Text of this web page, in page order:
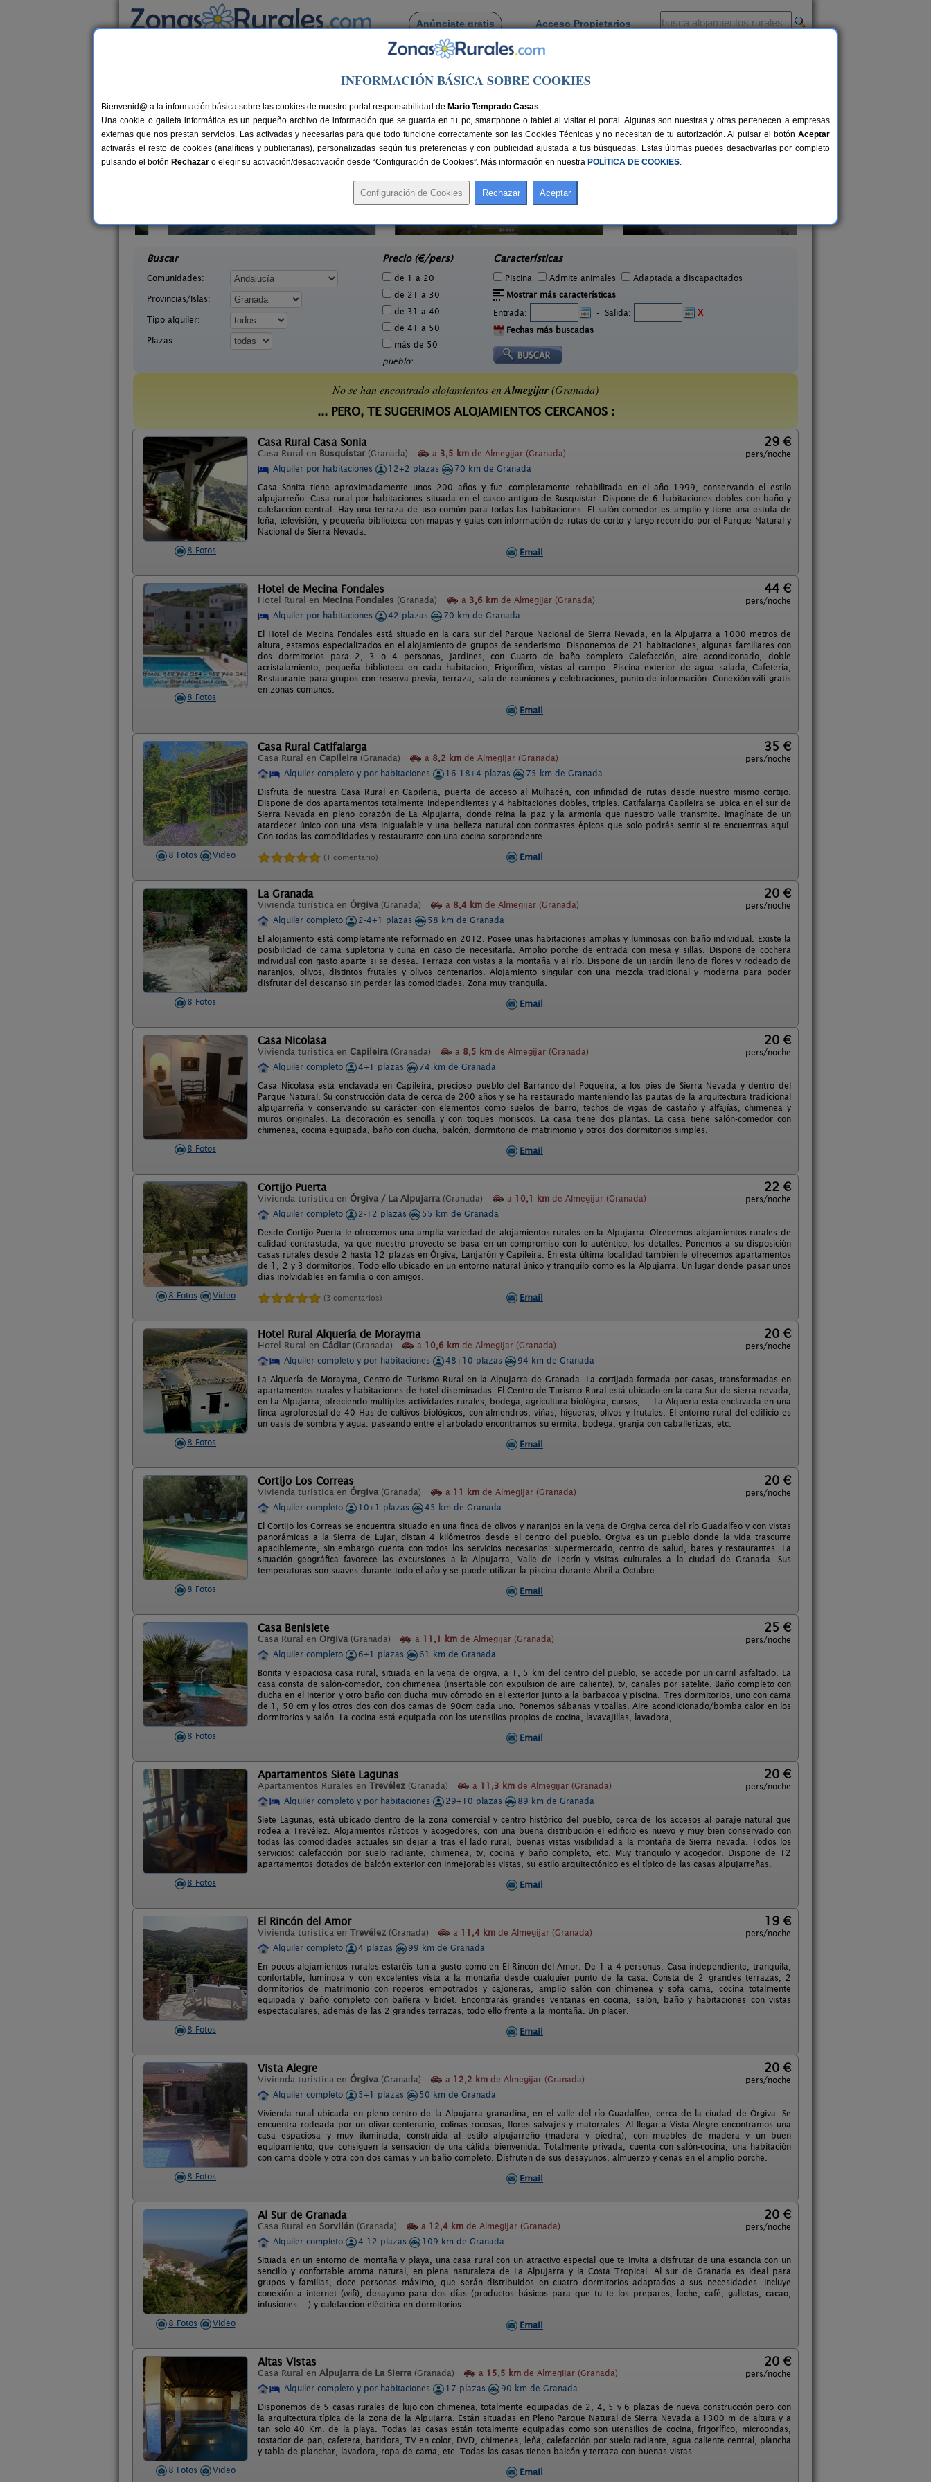
Anúnciate gratis Acceso Propietarios
Busca por pueblo
Casas Rurales cerca de Almegijar
30 €
Complejo Rural Balcón de Valor
Buscar
Comunidades:
Provincias/Islas:
Tipo alquiler:
Plazas:
Precio (€/pers)
de 1 a 20
de 21 a 30
de 31 a 40
de 41 a 50
más de 50
pueblo:
Características
Piscina Admite animales
Adaptada a discapacitados
Mostrar más características
Entrada:
- Salida:
X
Fechas más buscadas
No se han encontrado alojamientos enAlmegijar(Granada)
... PERO, TE SUGERIMOS ALOJAMIENTOS CERCANOS :
8 Fotos
Casa Rural Casa Sonia
Casa Rural en Busquístar (Granada) a 3,5 km de Almegijar (Granada)
29 €
pers/noche
Alquiler por habitaciones
12+2 plazas
70 km de Granada
Casa Sonita tiene aproximadamente unos 200 años y fue completamente rehabilitada en el año 1999, conservando el estilo
alpujarreño. Casa rural por habitaciones situada en el casco antiguo de Busquistar. Dispone de 6 habitaciones dobles con baño y
calefacción central. Hay una terraza de uso común para todas las habitaciones. El salón comedor es amplio y tiene una estufa de
leña, televisión, y pequeña biblioteca con mapas y guias con información de rutas de corto y largo recorrido por el Parque Natural y
Nacional de Sierra Nevada.
Email
8 Fotos
Hotel de Mecina Fondales
Hotel Rural en Mecina Fondales (Granada) a 3,6 km de Almegijar (Granada)
44 €
pers/noche
Alquiler por habitaciones
42 plazas
70 km de Granada
El Hotel de Mecina Fondales está situado en la cara sur del Parque Nacional de Sierra Nevada, en la Alpujarra a 1000 metros de
altura, estamos especializados en el alojamiento de grupos de senderismo. Disponemos de 21 habitaciones, algunas familiares con
dos dormitorios para 2, 3 o 4 personas, jardines, con Cuarto de baño completo Calefacción, aire acondiconado, doble
acristalamiento, pequeña biblioteca en cada habitacion, Frigorífico, vistas al campo. Piscina exterior de agua salada, Cafetería,
Restaurante para grupos con reserva previa, terraza, sala de reuniones y celebraciones, punto de información. Conexión wifi gratis
en zonas comunes.
Email
8 Fotos Video
Casa Rural Catifalarga
Casa Rural en Capileira (Granada) a 8,2 km de Almegijar (Granada)
35 €
pers/noche
Alquiler completo y por habitaciones
16-18+4 plazas
75 km de Granada
Disfruta de nuestra Casa Rural en Capileria, puerta de acceso al Mulhacén, con infinidad de rutas desde nuestro mismo cortijo.
Dispone de dos apartamentos totalmente independientes y 4 habitaciones dobles, triples. Catifalarga Capileira se ubica en el sur de
Sierra Nevada en pleno corazón de La Alpujarra, donde reina la paz y la armonía que nuestro valle transmite. Imagínate de un
atardecer único con una vista inigualable y una belleza natural con contrastes épicos que solo podrás sentir si te encuentras aquí.
Con todas las comodidades y restaurante con una cocina sorprendente.
(1 comentario) Email
8 Fotos
La Granada
Vivienda turística en Órgiva (Granada) a 8,4 km de Almegijar (Granada)
20 €
pers/noche
Alquiler completo
2-4+1 plazas
58 km de Granada
El alojamiento está completamente reformado en 2012. Posee unas habitaciones amplias y luminosas con baño individual. Existe la
posibilidad de cama supletoria y cuna en caso de necesitarla. Amplio porche de entrada con mesa y sillas. Dispone de cochera
individual con gasto aparte si se desea. Terraza con vistas a la montaña y al río. Dispone de un jardín lleno de flores y rodeado de
naranjos, olivos, distintos frutales y olivos centenarios. Alojamiento singular con una mezcla tradicional y moderna para poder
disfrutar del descanso sin perder las comodidades. Zona muy tranquila.
Email
8 Fotos
Casa Nicolasa
Vivienda turística en Capileira (Granada) a 8,5 km de Almegijar (Granada)
20 €
pers/noche
Alquiler completo
4+1 plazas
74 km de Granada
Casa Nicolasa está enclavada en Capileira, precioso pueblo del Barranco del Poqueira, a los pies de Sierra Nevada y dentro del
Parque Natural. Su construcción data de cerca de 200 años y se ha restaurado manteniendo las pautas de la arquitectura tradicional
alpujarreña y conservando su carácter con elementos como suelos de barro, techos de vigas de castaño y alfajías, chimenea y
muros originales. La decoración es sencilla y con toques moriscos. La casa tiene dos plantas. La casa tiene salón-comedor con
chimenea, cocina equipada, baño con ducha, balcón, dormitorio de matrimonio y otros dos dormitorios simples.
Email
8 Fotos Video
Cortijo Puerta
Vivienda turística en Órgiva / La Alpujarra (Granada) a 10,1 km de Almegijar (Granada)
22 €
pers/noche
Alquiler completo
2-12 plazas
55 km de Granada
Desde Cortijo Puerta le ofrecemos una amplia variedad de alojamientos rurales en la Alpujarra. Ofrecemos alojamientos rurales de
calidad contrastada, ya que nuestro proyecto se basa en un compromiso con lo auténtico, los detalles. Ponemos a su disposición
casas rurales desde 2 hasta 12 plazas en Órgiva, Lanjarón y Capileira. En esta última localidad también le ofrecemos apartamentos
de 1, 2 y 3 dormitorios. Todo ello ubicado en un entorno natural único y tranquilo como es la Alpujarra. Un lugar donde pasar unos
días inolvidables en familia o con amigos.
(3 comentarios) Email
8 Fotos
Hotel Rural Alquería de Morayma
Hotel Rural en Cádiar (Granada) a 10,6 km de Almegijar (Granada)
20 €
pers/noche
Alquiler completo y por habitaciones
48+10 plazas
94 km de Granada
La Alquería de Morayma, Centro de Turismo Rural en la Alpujarra de Granada. La cortijada formada por casas, transformadas en
apartamentos rurales y habitaciones de hotel diseminadas. El Centro de Turismo Rural está ubicado en la cara Sur de sierra nevada,
en La Alpujarra, ofreciendo múltiples actividades rurales, bodega, agricultura biológica, cursos, … La Alquería está enclavada en una
finca agroforestal de 40 Has de cultivos biológicos, con almendros, viñas, higueras, olivos y frutales. El entorno rural del edificio es
un oasis de sombra y agua: paseando entre el arbolado encontramos su ermita, bodega, granja con caballerizas, etc.
Email
8 Fotos
Cortijo Los Correas
Vivienda turística en Órgiva (Granada) a 11 km de Almegijar (Granada)
20 €
pers/noche
Alquiler completo
10+1 plazas
45 km de Granada
El Cortijo los Correas se encuentra situado en una finca de olivos y naranjos en la vega de Orgiva cerca del río Guadalfeo y con vistas
panorámicas a la Sierra de Lujar, distan 4 kilómetros desde el centro del pueblo. Orgiva es un pueblo donde la vida trascurre
apaciblemente, sin embargo cuenta con todos los servicios necesarios: supermercado, centro de salud, bares y restaurantes. La
situación geográfica favorece las excursiones a la Alpujarra, Valle de Lecrín y visitas culturales a la ciudad de Granada. Sus
temperaturas son suaves durante todo el año y se puede utilizar la piscina durante Abril a Octubre.
Email
8 Fotos
Casa Benisiete
Casa Rural en Orgiva (Granada) a 11,1 km de Almegijar (Granada)
25 €
pers/noche
Alquiler completo
6+1 plazas
61 km de Granada
Bonita y espaciosa casa rural, situada en la vega de orgiva, a 1, 5 km del centro del pueblo, se accede por un carril asfaltado. La
casa consta de salón-comedor, con chimenea (insertable con expulsion de aire caliente), tv, canales por satelite. Baño completo con
ducha en el interior y otro baño con ducha muy cómodo en el exterior junto a la barbacoa y piscina. Tres dormitorios, uno con cama
de 1, 50 cm y los otros dos con dos camas de 90cm cada uno. Ponemos sábanas y toallas. Aire acondicionado/bomba calor en los
dormitorios y salón. La cocina está equipada con los utensilios propios de cocina, lavavajillas, lavadora,...
Email
8 Fotos
Apartamentos Siete Lagunas
Apartamentos Rurales en Trevélez (Granada) a 11,3 km de Almegijar (Granada)
20 €
pers/noche
Alquiler completo y por habitaciones
29+10 plazas
89 km de Granada
Siete Lagunas, está ubicado dentro de la zona comercial y centro histórico del pueblo, cerca de los accesos al paraje natural que
rodea a Trevélez. Alojamientos rústicos y acogedores, con una buena distribución el edificio es nuevo y muy bien conservado con
todas las comodidades actuales sin dejar a tras el lado rural, buenas vistas visibilidad a la montaña de Sierra nevada. Todos los
servicios: calefacción por suelo radiante, chimenea, tv, cocina y baño completo, etc. Muy tranquilo y acogedor. Dispone de 12
apartamentos dotados de balcón exterior con inmejorables vistas, su estilo arquitectónico es el típico de las casas alpujarreñas.
Email
8 Fotos
El Rincón del Amor
Vivienda turística en Trevélez (Granada) a 11,4 km de Almegijar (Granada)
19 €
pers/noche
Alquiler completo
4 plazas
99 km de Granada
En pocos alojamientos rurales estaréis tan a gusto como en El Rincón del Amor. De 1 a 4 personas. Casa independiente, tranquila,
confortable, luminosa y con excelentes vista a la montaña desde cualquier punto de la casa. Consta de 2 grandes terrazas, 2
dormitorios de matrimonio con roperos empotrados y cajoneras, amplio salón con chimenea y sofá cama, cocina totalmente
equipada y baño completo con bañera y bidet. Encontrarás grandes ventanas en cocina, salón, baño y habitaciones con vistas
espectaculares, además de las 2 grandes terrazas, todo ello frente a la montaña. Un placer.
Email
8 Fotos
Vista Alegre
Vivienda turística en Órgiva (Granada) a 12,2 km de Almegijar (Granada)
20 €
pers/noche
Alquiler completo
5+1 plazas
50 km de Granada
Vivienda rural ubicada en pleno centro de la Alpujarra granadina, en el valle del río Guadalfeo, cerca de la ciudad de Órgiva. Se
encuentra rodeada por un olivar centenario, colinas rocosas, flores salvajes y matorrales. Al llegar a Vista Alegre encontramos una
casa espaciosa y muy iluminada, construida al estilo alpujarreño (madera y piedra), con muebles de madera y un buen
equipamiento, que consiguen la sensación de una cálida bienvenida. Totalmente privada, cuenta con salón-cocina, una habitación
con cama doble y otra con dos camas y un baño completo. Disfruten de sus desayunos, almuerzo y cenas en el amplio porche.
Email
8 Fotos Video
Al Sur de Granada
Casa Rural en Sorvilán (Granada) a 12,4 km de Almegijar (Granada)
20 €
pers/noche
Alquiler completo
4-12 plazas
109 km de Granada
Situada en un entorno de montaña y playa, una casa rural con un atractivo especial que te invita a disfrutar de una estancia con un
sencillo y confortable aroma natural, en plena naturaleza de La Alpujarra y la Costa Tropical. Al sur de Granada es ideal para
grupos y familias, doce personas máximo, que serán distribuidos en cuatro dormitorios adaptados a sus necesidades. Incluye
conexión a internet (wifi), desayuno para dos días (productos básicos para que tu te los prepares; leche, café, galletas, cacao,
infusiones …) y calefacción eléctrica en dormitorios.
Email
8 Fotos Video
Altas Vistas
Casa Rural en Alpujarra de La Sierra (Granada) a 15,5 km de Almegijar (Granada)
20 €
pers/noche
Alquiler completo y por habitaciones
17 plazas
90 km de Granada
Disponemos de 5 casas rurales de lujo con chimenea, totalmente equipadas de 2, 4, 5 y 6 plazas de nueva construcción pero con
la arquitectura típica de la zona de la Alpujarra. Están situadas en Pleno Parque Natural de Sierra Nevada a 1300 m de altura y a
tan solo 40 Km. de la playa. Todas las casas están totalmente equipadas como son utensilios de cocina, frigorífico, microondas,
tostador de pan, cafetera, batidora, TV en color, DVD, chimenea, leña, calefacción por suelo radiante, agua caliente central, plancha
y tabla de planchar, lavadora, ropa de cama, etc. Todas las casas tienen balcón y terraza con buenas vistas.
Email
INFORMACIÓN BÁSICA SOBRE COOKIES
Bienvenid@ a la información básica sobre las cookies de nuestro portal responsabilidad de Mario Temprado Casas.
Una cookie o galleta informática es un pequeño archivo de información que se guarda en tu pc, smartphone o tablet al visitar el portal. Algunas son nuestras y otras pertenecen a empresas
externas que nos prestan servicios. Las activadas y necesarias para que todo funcione correctamente son las Cookies Técnicas y no necesitan de tu autorización. Al pulsar el botón Aceptar
activarás el resto de cookies (analíticas y publicitarias), personalizadas según tus preferencias y con publicidad ajustada a tus búsquedas. Estas últimas puedes desactivarlas por completo
pulsando el botón Rechazar o elegir su activación/desactivación desde “Configuración de Cookies”. Más información en nuestra POLÍTICA DE COOKIES.